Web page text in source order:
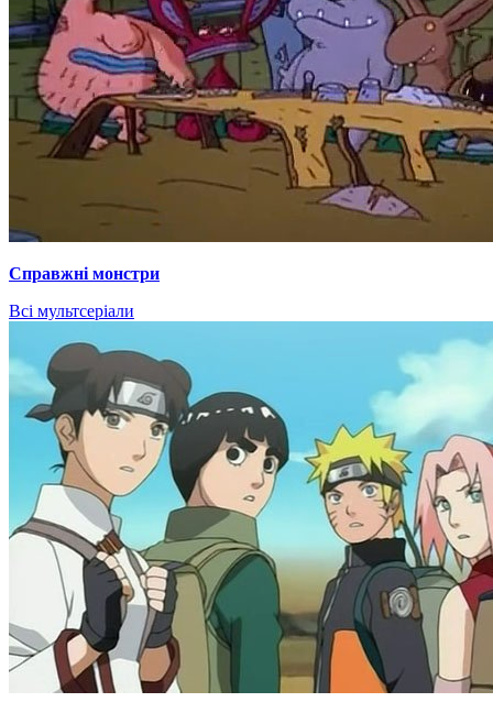
Справжні монстри
Всі мультсеріали